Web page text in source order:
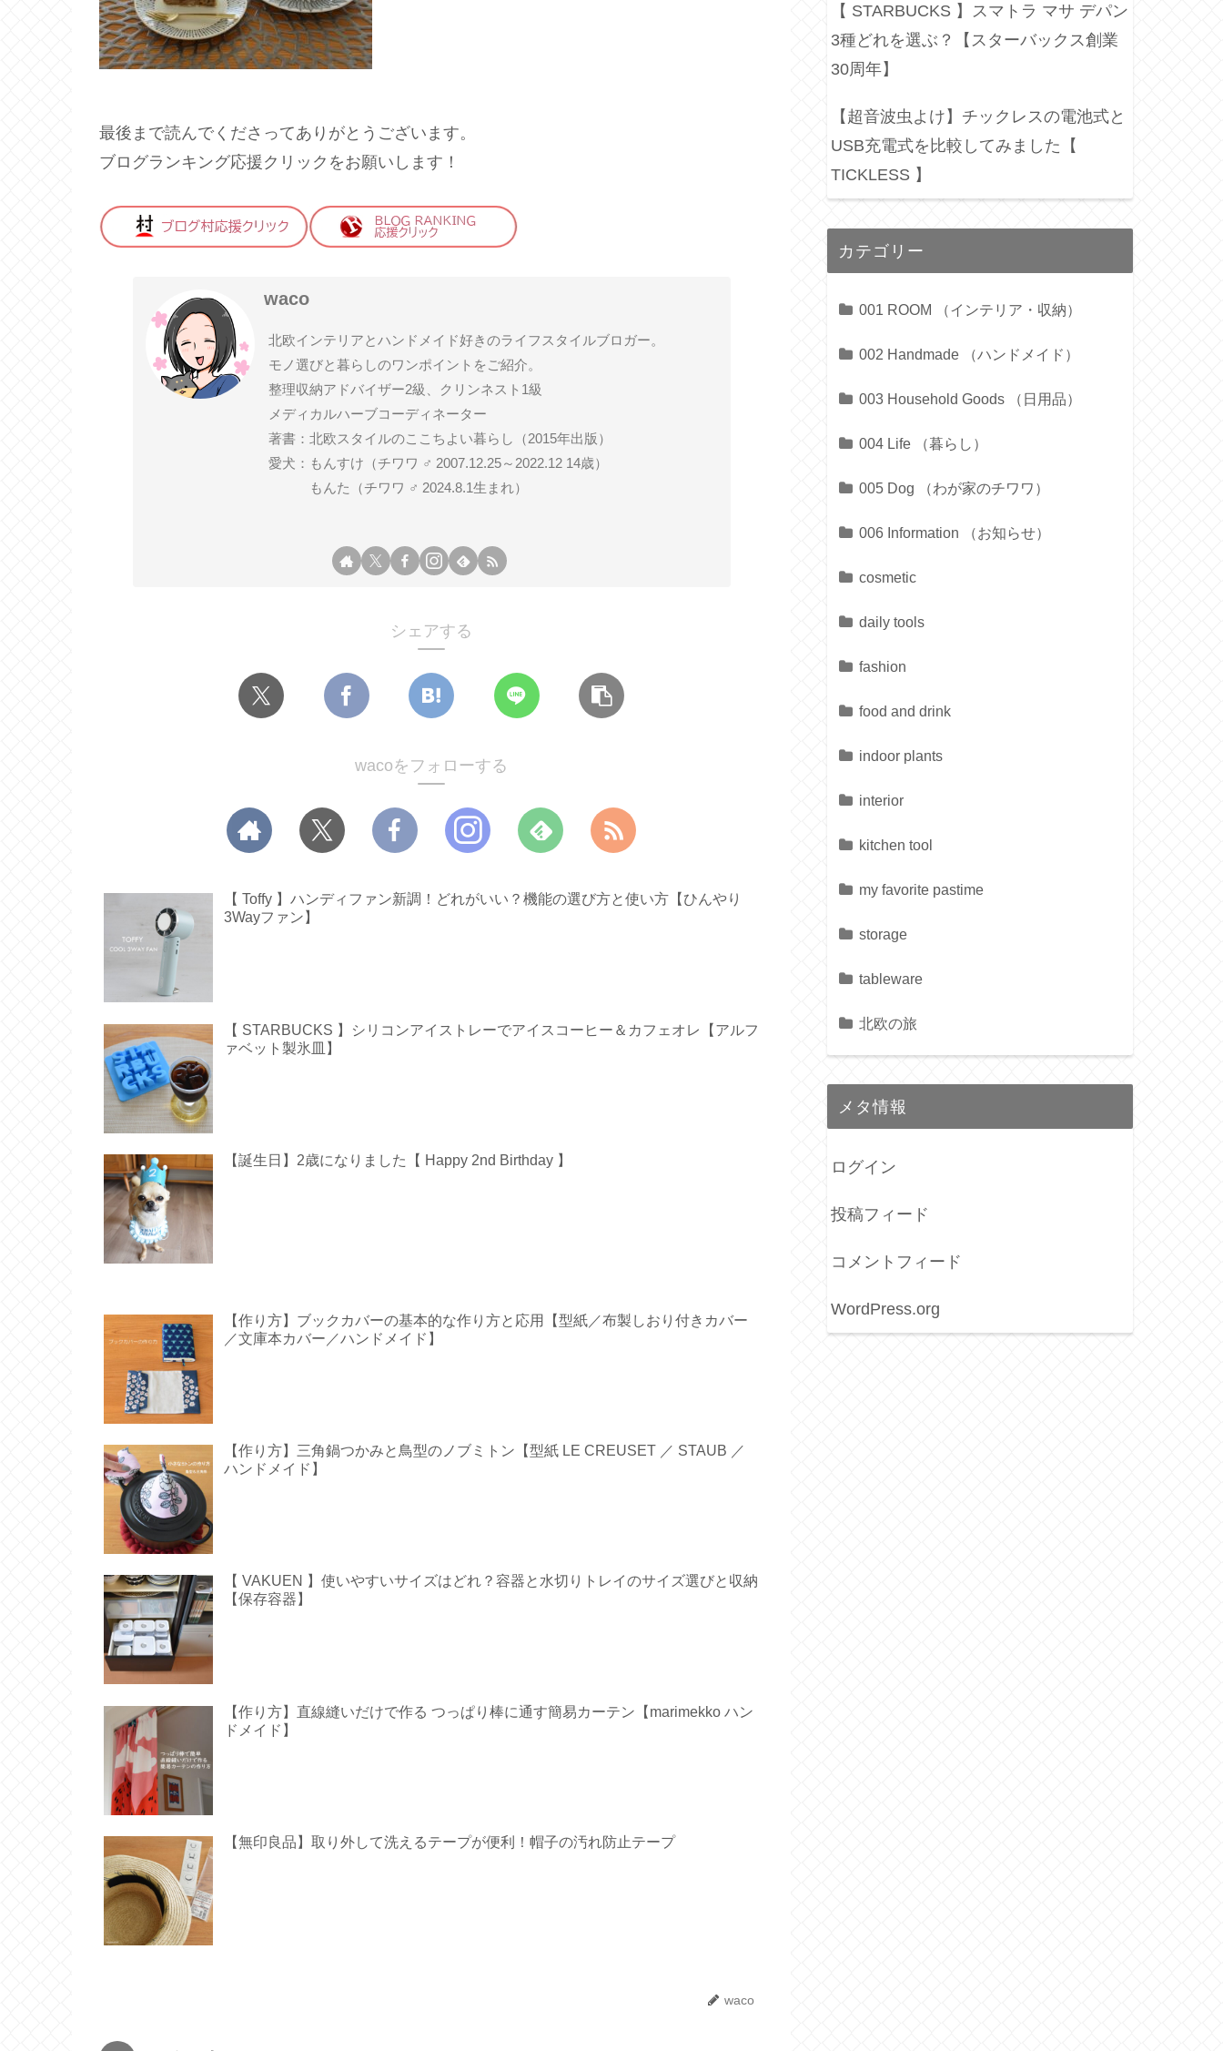
最後まで読んでくださってありがとうございます。
ブログランキング応援クリックをお願いします！
waco
北欧インテリアとハンドメイド好きのライフスタイルブロガー。
モノ選びと暮らしのワンポイントをご紹介。
整理収納アドバイザー2級、クリンネスト1級
メディカルハーブコーディネーター
著書：北欧スタイルのここちよい暮らし（2015年出版）
愛犬：もんすけ（チワワ ♂ 2007.12.25～2022.12 14歳）
もんた（チワワ ♂ 2024.8.1生まれ）
シェアする
wacoをフォローする
【 Toffy 】ハンディファン新調！どれがいい？機能の選び方と使い方【ひんやり
3Wayファン】
【 STARBUCKS 】シリコンアイストレーでアイスコーヒー＆カフェオレ【アルフ
ァベット製氷皿】
【誕生日】2歳になりました【 Happy 2nd Birthday 】
【作り方】ブックカバーの基本的な作り方と応用【型紙／布製しおり付きカバー
／文庫本カバー／ハンドメイド】
【作り方】三角鍋つかみと鳥型のノブミトン【型紙 LE CREUSET ／ STAUB ／
ハンドメイド】
【 VAKUEN 】使いやすいサイズはどれ？容器と水切りトレイのサイズ選びと収納
【保存容器】
【作り方】直線縫いだけで作る つっぱり棒に通す簡易カーテン【marimekko ハン
ドメイド】
【無印良品】取り外して洗えるテープが便利！帽子の汚れ防止テープ
waco
【 STARBUCKS 】スマトラ マサ デパン
3種どれを選ぶ？【スターバックス創業
30周年】
【超音波虫よけ】チックレスの電池式と
USB充電式を比較してみました【
TICKLESS 】
カテゴリー
001 ROOM （インテリア・収納）
002 Handmade （ハンドメイド）
003 Household Goods （日用品）
004 Life （暮らし）
005 Dog （わが家のチワワ）
006 Information （お知らせ）
cosmetic
daily tools
fashion
food and drink
indoor plants
interior
kitchen tool
my favorite pastime
storage
tableware
北欧の旅
メタ情報
ログイン
投稿フィード
コメントフィード
WordPress.org